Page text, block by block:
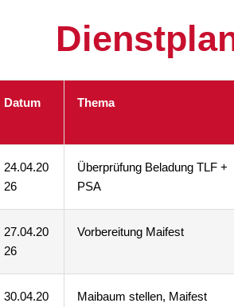
Datum Thema
24.04.20
26
Überprüfung Beladung TLF +
PSA
27.04.20
26
Vorbereitung Maifest
30.04.20
Maibaum stellen, Maifest